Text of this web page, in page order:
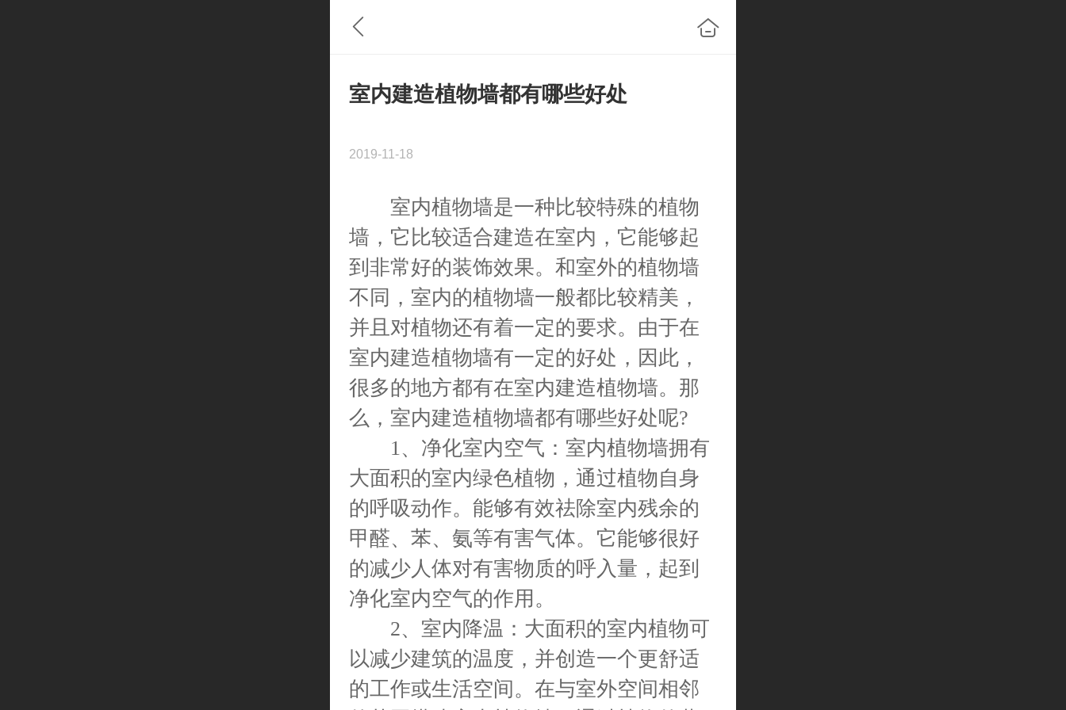
室内建造植物墙都有哪些好处
2019-11-18
室内植物墙是一种比较特殊的植物
墙，它比较适合建造在室内，它能够起
到非常好的装饰效果。和室外的植物墙
不同，室内的植物墙一般都比较精美，
并且对植物还有着一定的要求。由于在
室内建造植物墙有一定的好处，因此，
很多的地方都有在室内建造植物墙。那
么，室内建造植物墙都有哪些好处呢?
1、净化室内空气：室内植物墙拥有
大面积的室内绿色植物，通过植物自身
的呼吸动作。能够有效祛除室内残余的
甲醛、苯、氨等有害气体。它能够很好
的减少人体对有害物质的呼入量，起到
净化室内空气的作用。
2、室内降温：大面积的室内植物可
以减少建筑的温度，并创造一个更舒适
的工作或生活空间。在与室外空间相邻